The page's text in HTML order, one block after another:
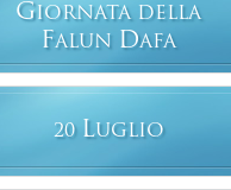
GIORNATA DELLA
FALUN DAFA
20 LUGLIO